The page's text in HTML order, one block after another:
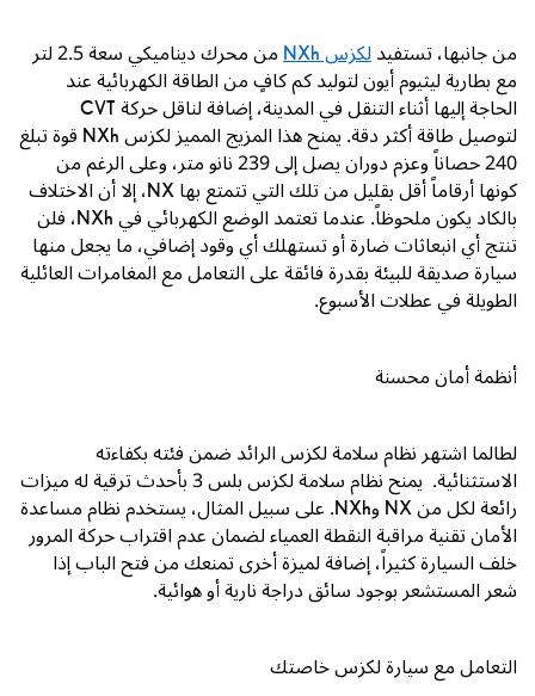
من جانبها، تستفيدلكزسNXhمن محرك ديناميكي سعة2.5لتر
مع بطارية ليثيوم أيون لتوليد كم كافٍ من الطاقة الكهربائية عند
الحاجة إليها أثناء التنقل في المدينة، إضافة لناقل حركةCVT
لتوصيل طاقة أكثر دقة. يمنح هذا المزيج المميز لكزسNXhقوة تبلغ
240حصاناً وعزم دوران يصل إلى239نانو متر، وعلى الرغم من
كونها أرقاماً أقل بقليل من تلك التي تتمتع بهاNX، إلا أن الاختلاف
بالكاد يكون ملحوظاً. عندما تعتمد الوضع الكهربائي فيNXh، فلن
تنتج أي انبعاثات ضارة أو تستهلك أي وقود إضافي، ما يجعل منها
سيارة صديقة للبيئة بقدرة فائقة على التعامل مع المغامرات العائلية
الطويلة في عطلات الأسبوع.
أنظمة أمان محسنة
لطالما اشتهر نظام سلامة لكزس الرائد ضمن فئته بكفاءته
الاستثنائية. يمنح نظام سلامة لكزس بلس3بأحدث ترقية له ميزات
رائعة لكل منNXوNXh. على سبيل المثال، يستخدم نظام مساعدة
الأمان تقنية مراقبة النقطة العمياء لضمان عدم اقتراب حركة المرور
خلف السيارة كثيراً، إضافة لميزة أخرى تمنعك من فتح الباب إذا
شعر المستشعر بوجود سائق دراجة نارية أو هوائية.
التعامل مع سيارة لكزس خاصتك